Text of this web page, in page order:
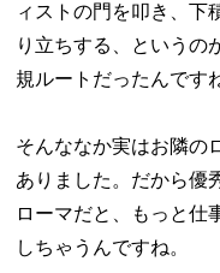
ィストの門を叩き、下
り立ちする、というの
規ルートだったんです
そんななか実はお隣の
ありました。だから優
ローマだと、もっと仕
しちゃうんですね。